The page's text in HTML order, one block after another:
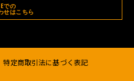
での
せはこちら
特定商取引法に基づく表記